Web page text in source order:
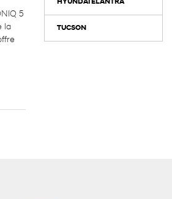
5
la
HYUNDAI ELANTRA
TUCSON